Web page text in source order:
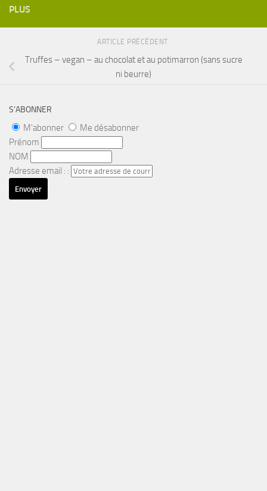
PLUS
ARTICLE PRÉCÉDENT
Truffes – vegan – au chocolat et au potimarron (sans sucre
ni beurre)
S’ABONNER
M'abonner
Me désabonner
Prénom
NOM
Adresse email : :